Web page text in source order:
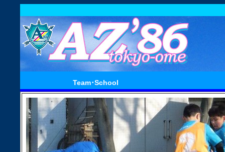
Team･School
ジュニアユース・ジュニアチーム
ジュニア・キッズスクール
試合結果速報
セレクション・体験練習会のご案内
月間スケジュール 東原公園グラウ
永山グラウンド
河辺グラウンド
人工芝グラウン